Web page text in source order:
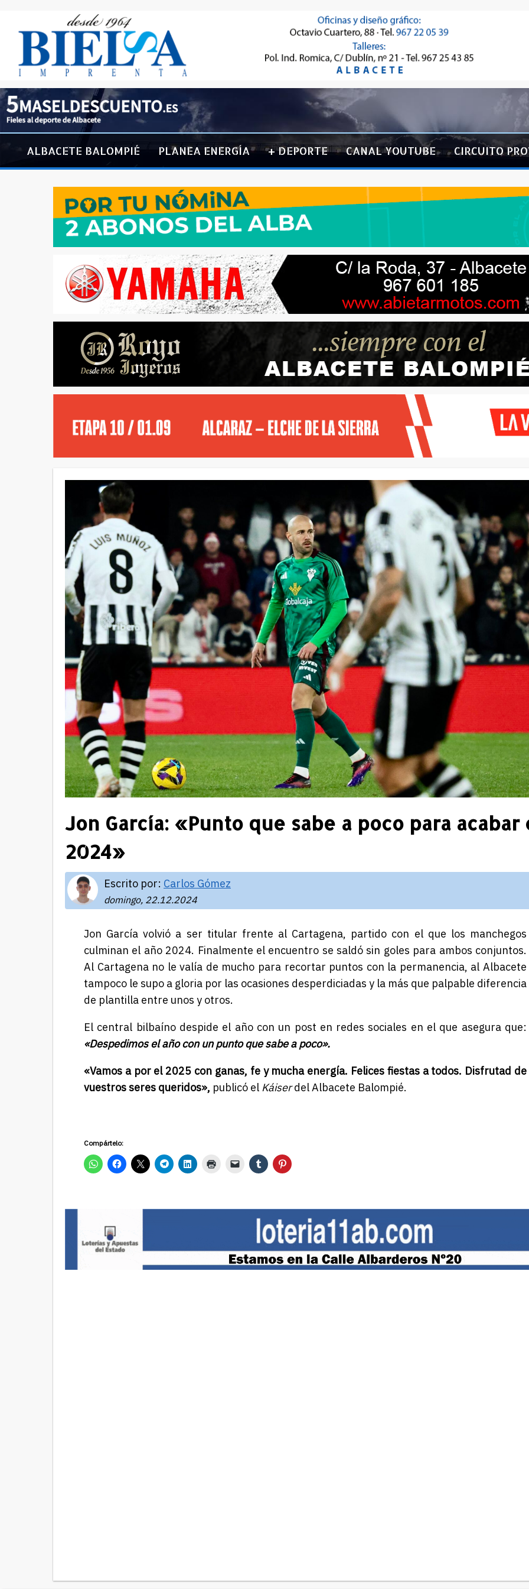
ALBACETE BALOMPIÉ PLANEA ENERGÍA + DEPORTE CANAL YOUTUBE CIRCUITO
Jon García: «Punto que sabe a poco para acabar
2024»
Escrito por: Carlos Gómez
domingo, 22.12.2024
Jon García volvió a ser titular frente al Cartagena, partido con el que los manchegos
culminan el año 2024. Finalmente el encuentro se saldó sin goles para ambos conjuntos.
Al Cartagena no le valía de mucho para recortar puntos con la permanencia, al Albacete
tampoco le supo a gloria por las ocasiones desperdiciadas y la más que palpable diferencia
de plantilla entre unos y otros.
El central bilbaíno despide el año con un post en redes sociales en el que asegura que:
«Despedimos el año con un punto que sabe a poco».
«Vamos a por el 2025 con ganas, fe y mucha energía. Felices fiestas a todos. Disfrutad de
vuestros seres queridos», publicó el Káiserdel Albacete Balompié.
Compártelo: